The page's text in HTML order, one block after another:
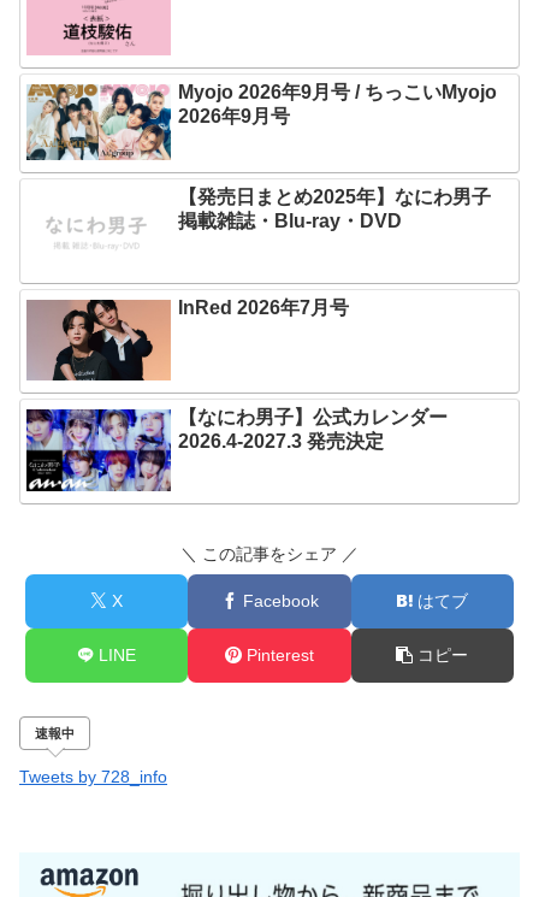
Myojo 2026年9月号 / ちっこいMyojo
2026年9月号
【発売日まとめ2025年】なにわ男子
掲載雑誌・Blu-ray・DVD
InRed 2026年7月号
【なにわ男子】公式カレンダー
2026.4-2027.3 発売決定
＼ この記事をシェア ／
X Facebook はてブ
LINE Pinterest コピー
速報中
Tweets by 728_info